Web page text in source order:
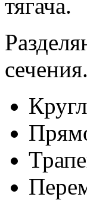
тягача.